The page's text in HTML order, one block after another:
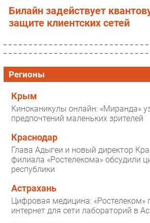
Билайн задействует
защите клиентских сетей
Регионы
Крым
Киноканикулы онлайн: «Миранда»
предпочтений маленьких зрителей
Краснодар
Глава Адыгеи и новый директор
филиала «Ростелекома» обсудили
республики
Астрахань
Цифровая медицина: «Ростелеком»
интернет для сети лабораторий в